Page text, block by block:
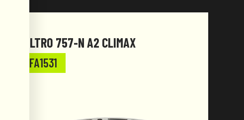
FILTRO 757-N A2 CLIMAX
FA1531